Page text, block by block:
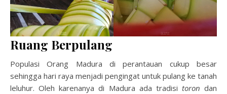
Ruang Berpulang
Populasi Orang Madura di perantauan cukup besar
sehingga hari raya menjadi pengingat untuk pulang ke tanah
leluhur. Oleh karenanya di Madura ada tradisi toron dan